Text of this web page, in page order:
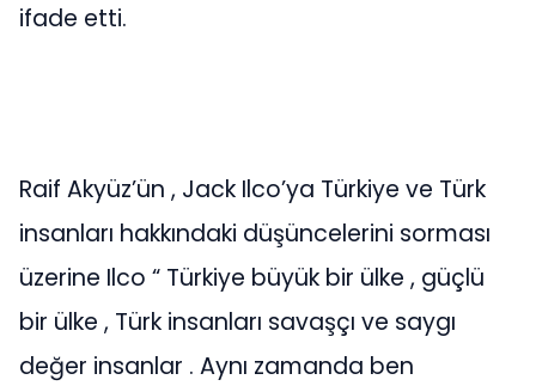
ifade etti.
Raif Akyüz’ün , Jack Ilco’ya Türkiye ve Türk
insanları hakkındaki düşüncelerini sorması
üzerine Ilco “ Türkiye büyük bir ülke , güçlü
bir ülke , Türk insanları savaşçı ve saygı
değer insanlar . Aynı zamanda ben